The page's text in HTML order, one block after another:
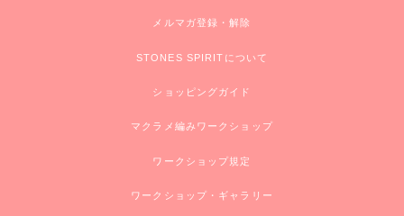
メルマガ登録・解除
STONES SPIRITについて
ショッピングガイド
マクラメ編みワークショップ
ワークショップ規定
ワークショップ・ギャラリー